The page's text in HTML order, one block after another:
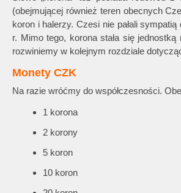
(obejmującej również teren obecnych
koron i halerzy. Czesi nie pałali
r. Mimo tego, korona stała się
rozwiniemy w kolejnym rozdziale
Monety CZK
Na razie wróćmy do współczesności.
1 korona
2 korony
5 koron
10 koron